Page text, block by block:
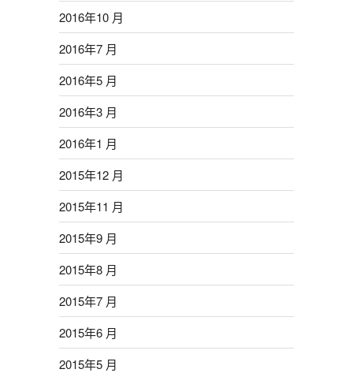
2016年10 月
2016年7 月
2016年5 月
2016年3 月
2016年1 月
2015年12 月
2015年11 月
2015年9 月
2015年8 月
2015年7 月
2015年6 月
2015年5 月